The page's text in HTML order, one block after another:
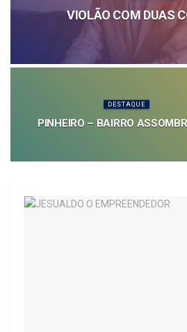
VIOLÃO COM DUAS
DESTAQUE
PINHEIRO – BAIRRO